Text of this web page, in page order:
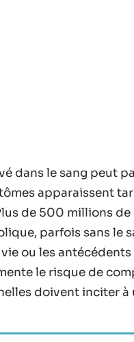
dans le sang peut
apparaissent
de 500 millions
parfois sans le
vie ou les
le risque de
doivent inciter à